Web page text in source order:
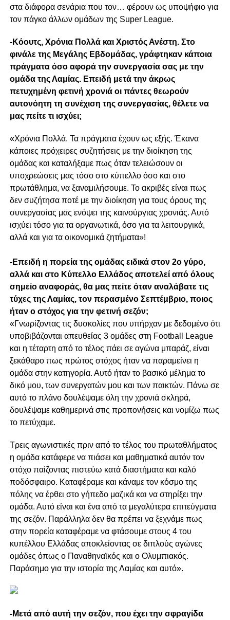
στα διάφορα σενάρια που τον… φέρουν ως υποψήφιο για
τον πάγκο άλλων ομάδων της Super League.
-Kόουτς, Χρόνια Πολλά και Χριστός Ανέστη. Στο
φινάλε της Μεγάλης Εβδομάδας, γράφτηκαν κάποια
πράγματα όσο αφορά την συνεργασία σας με την
ομάδα της Λαμίας. Επειδή μετά την άκρως
πετυχημένη φετινή χρονιά οι πάντες θεωρούν
αυτονόητη τη συνέχιση της συνεργασίας, θέλετε να
μας πείτε τι ισχύει;
«Χρόνια Πολλά. Τα πράγματα έχουν ως εξής. Έκανα
κάποιες πρόχειρες συζητήσεις με την διοίκηση της
ομάδας και καταλήξαμε πως όταν τελειώσουν οι
υποχρεώσεις μας τόσο στο κύπελλο όσο και στο
πρωτάθλημα, να ξαναμιλήσουμε. Το ακριβές είναι πως
δεν συζήτησα ποτέ με την διοίκηση για τους όρους της
συνεργασίας μας ενόψει της καινούργιας χρονιάς. Αυτό
ισχύει τόσο για τα οργανωτικά, όσο για τα λειτουργικά,
αλλά και για τα οικονομικά ζητήματα»!
-Επειδή η πορεία της ομάδας ειδικά στον 2ο γύρο,
αλλά και στο Κύπελλο Ελλάδος αποτελεί από όλους
σημείο αναφοράς, θα μας πείτε όταν αναλάβατε τις
τύχες της Λαμίας, τον περασμένο Σεπτέμβριο, ποιος
ήταν ο στόχος για την φετινή σεζόν;
«Γνωρίζοντας τις δυσκολίες που υπήρχαν με δεδομένο ότι
υποβιβάζονται απευθείας 3 ομάδες στη Football League
και η τέταρτη από το τέλος πάει σε αγώνα μπαράζ, είναι
ξεκάθαρο πως πρώτος στόχος ήταν να παραμείνει η
ομάδα στην κατηγορία. Αυτό ήταν το βασικό μέλημα το
δικό μου, των συνεργατών μου και των παικτών. Πάνω σε
αυτό το πλάνο δουλέψαμε όλη την χρονιά σκληρά,
δουλέψαμε καθημερινά στις προπονήσεις και νομίζω πως
το πετύχαμε.
Τρεις αγωνιστικές πριν από το τέλος του πρωταθλήματος
η ομάδα κατάφερε να πιάσει και μαθηματικά αυτόν τον
στόχο παίζοντας πιστεύω κατά διαστήματα και καλό
ποδόσφαιρο. Καταφέραμε και κάναμε τον κόσμο της
πόλης να έρθει στο γήπεδο μαζικά και να στηρίξει την
ομάδα. Αυτό είναι και ένα από τα μεγαλύτερα επιτεύγματα
της σεζόν. Παράλληλα δεν θα πρέπει να ξεχνάμε πως
στην πορεία καταφέραμε να φτάσουμε στους 4 του
κυπέλλου Ελλάδας αποκλείοντας σε διπλούς αγώνες
ομάδες όπως ο Παναθηναϊκός και ο Ολυμπιακός.
Παράσημο για την ιστορία της Λαμίας και αυτό».
-Μετά από αυτή την σεζόν, που έχει την σφραγίδα